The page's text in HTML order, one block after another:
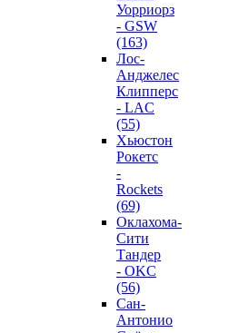
Уорриорз
- GSW
(163)
Лос-
Анджелес
Клипперс
- LAC
(55)
Хьюстон
Рокетс
-
Rockets
(69)
Оклахома-
Сити
Тандер
- OKC
(56)
Сан-
Антонио